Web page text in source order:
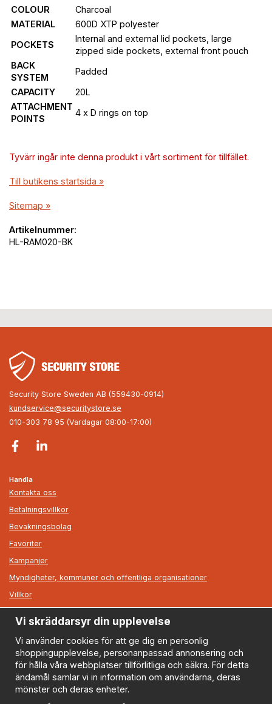
COLOUR
Charcoal
MATERIAL
600D XTP polyester
POCKETS
Internal and external lid pockets, large
zipped side pockets, external front pouch
BACK
SYSTEM
Padded
CAPACITY
20L
ATTACHMENT
POINTS
4 x D rings on top
Tyvärr ingår inte denna produkt i vårt sortiment för tillfället.
Till butikens startsida »
Sitemap »
Artikelnummer:
HL-RAM020-BK
Security Store Sweden AB (559430-0914)
kundservice@securitystore.se
010-303 78 95 (Vardagar 08:00-17:00)
Handla
Kontakta oss
Betalningsvillkor
Bevakningsbolag
Favoriter
Kampanjer
Myndigheter, kommuner och offentliga organisationer
Villkor
Information
Om oss
Nyheter
Nyhetsbrev
Logga in
Vi skräddarsyr din upplevelse
Vi använder cookies för att ge dig en personlig
shoppingupplevelse, personanpassad annonsering och
för hålla våra webbplatser tillförlitliga och säkra. För detta
ändamål samlar vi in information om användarna, deras
mönster och deras enheter.